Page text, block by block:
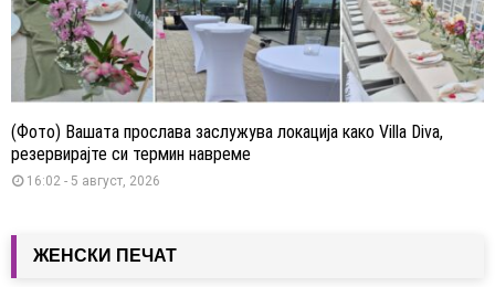
(Фото) Вашата прослава заслужува локација како Villa Diva,
резервирајте си термин навреме
16:02 - 5 август, 2026
ЖЕНСКИ ПЕЧАТ